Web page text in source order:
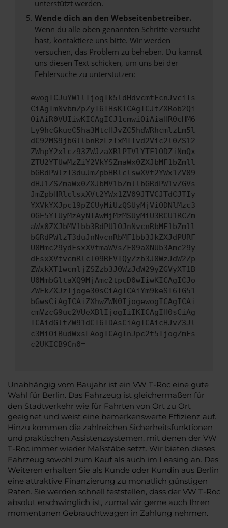
unterstützt werden.
Wende dich an den Webseitenbetreiber.
Wenn du alle oben genannten Schritte versucht
hast, kontaktiere uns bitte. Wir werden
versuchen, das Problem zu beheben. Du kannst
uns diesen Text schicken, um uns bei der
Fehlersuche zu unterstützen:
ewogICJuYW1lIjogIk5ldHdvcmtFcnJvciIs
CiAgImNvbmZpZyI6IHsKICAgICJtZXRob2Qi
OiAiR0VUIiwKICAgICJ1cmwiOiAiaHR0cHM6
Ly9hcGkueC5ha3MtcHJvZC5hdWRhcmlzLm5l
dC92MS9jbGllbnRzLzIxMTIvd2Vic2l0ZS12
ZWhpY2xlcz93ZWJzaXRlPTVlYTFlODZiNmQx
ZTU2YTUwMzZiY2VkYSZmaWx0ZXJbMF1bZmll
bGRdPWlzT3duJmZpbHRlclswXVt2YWx1ZV09
dHJ1ZSZmaWx0ZXJbMV1bZmllbGRdPW1vZGVs
JmZpbHRlclsxXVt2YWx1ZV09JTVCJTdCJTIy
YXVkYXJpc19pZCUyMiUzQSUyMjViODNlMzc3
OGE5YTUyMzAyNTAwMjMzMSUyMiU3RCU1RCZm
aWx0ZXJbMV1bb3BdPUlOJnNvcnRbMF1bZmll
bGRdPWlzT3duJnNvcnRbMF1bb3JkZXJdPURF
U0Mmc29ydFsxXVtmaWVsZF09aXNUb3Amc29y
dFsxXVtvcmRlcl09REVTQyZzb3J0WzJdW2Zp
ZWxkXT1wcmljZSZzb3J0WzJdW29yZGVyXT1B
U0MmbGltaXQ9MjAmc2tpcD0wIiwKICAgICJo
ZWFkZXJzIjoge30sCiAgICAiYm9keSI6IG51
bGwsCiAgICAiZXhwZWN0IjogewogICAgICAi
cmVzcG9uc2VUeXBlIjogIiIKICAgIH0sCiAg
ICAidGltZW91dCI6IDAsCiAgICAicHJvZ3Jl
c3MiOiBudWxsLAogICAgInJpc2t5IjogZmFs
c2UKICB9Cn0=
Unabhängig vom Baujahr ist ein VW T-Roc eine gute
Wahl für Berlin. Das Fahrzeug ist gleichermaßen für
den Stadtverkehr wie für Fahrten von Ort zu Ort
geeignet und weist eine bemerkenswerte Effizienz auf.
Hinzu kommen die zahlreichen Sicherheitsfunktionen
und praktischen Assistenzsystemen, mit denen der VW
T-Roc immer wieder Maßstäbe setzt. Wir bieten dieses
Fahrzeug sowohl zum Kauf als auch im Leasing an. Des
Weiteren erhalten Sie als Kunde oder Kundin aus Berlin
eine attraktive Finanzierung zu monatlich günstigen
Raten. Sie werden schnell feststellen, dass der VW T-Roc
absolut erschwinglich ist, zumal wir gerne auch Ihren
momentanen Gebrauchtwagen in Zahlung nehmen.